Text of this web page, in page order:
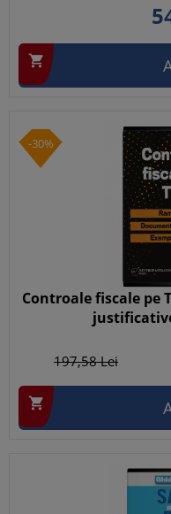

-30%
Controale fiscale pe
197,58Lei
